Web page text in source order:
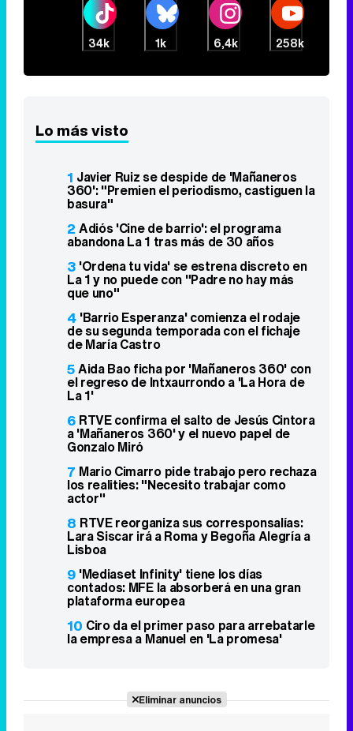
34k 1k 6,4k 258k
Lo más visto
1 Javier Ruiz se despide de 'Mañaneros
360': "Premien el periodismo, castiguen la
basura"
2 Adiós 'Cine de barrio': el programa
abandona La 1 tras más de 30 años
3 'Ordena tu vida' se estrena discreto en
La 1 y no puede con "Padre no hay más
que uno"
4 'Barrio Esperanza' comienza el rodaje
de su segunda temporada con el fichaje
de María Castro
5Aida Bao ficha por 'Mañaneros 360' con
el regreso de Intxaurrondo a 'La Hora de
La 1'
6 RTVE confirma el salto de Jesús Cintora
a 'Mañaneros 360' y el nuevo papel de
Gonzalo Miró
7 Mario Cimarro pide trabajo pero rechaza
los realities: "Necesito trabajar como
actor"
8 RTVE reorganiza sus corresponsalías:
Lara Siscar irá a Roma y Begoña Alegría a
Lisboa
9 'Mediaset Infinity' tiene los días
contados: MFE la absorberá en una gran
plataforma europea
10 Ciro da el primer paso para arrebatarle
la empresa a Manuel en 'La promesa'
Eliminar anuncios